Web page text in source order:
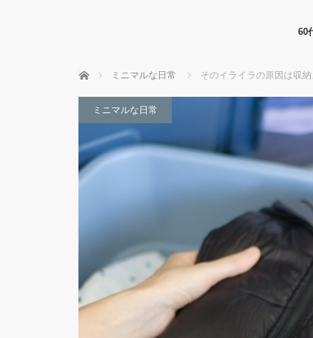
60
ホーム ミニマルな日常 そのイライラの原因は収
ミニマルな日常